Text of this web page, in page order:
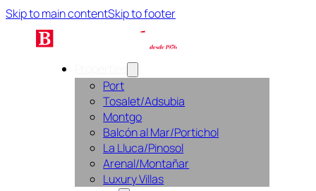
Skip to main contentSkip to footer
Properties
Port
Tosalet/Adsubia
Montgo
Balcón al Mar/Portichol
La Lluca/Pinosol
Arenal/Montañar
Luxury Villas